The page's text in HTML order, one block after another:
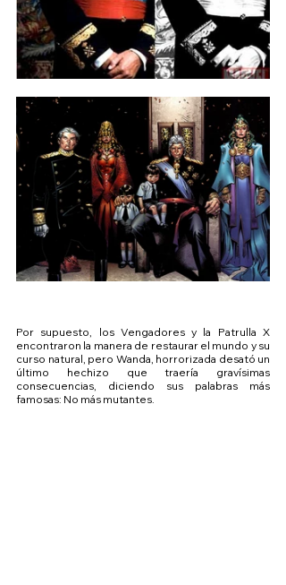
Por supuesto, los Vengadores y la Patrulla X
encontraron la manera de restaurar el mundo y su
curso natural, pero Wanda, horrorizada desató un
último hechizo que traería gravísimas
consecuencias, diciendo sus palabras más
famosas: No más mutantes.